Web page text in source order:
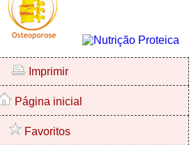
Imprimir
Página inicial
Favoritos